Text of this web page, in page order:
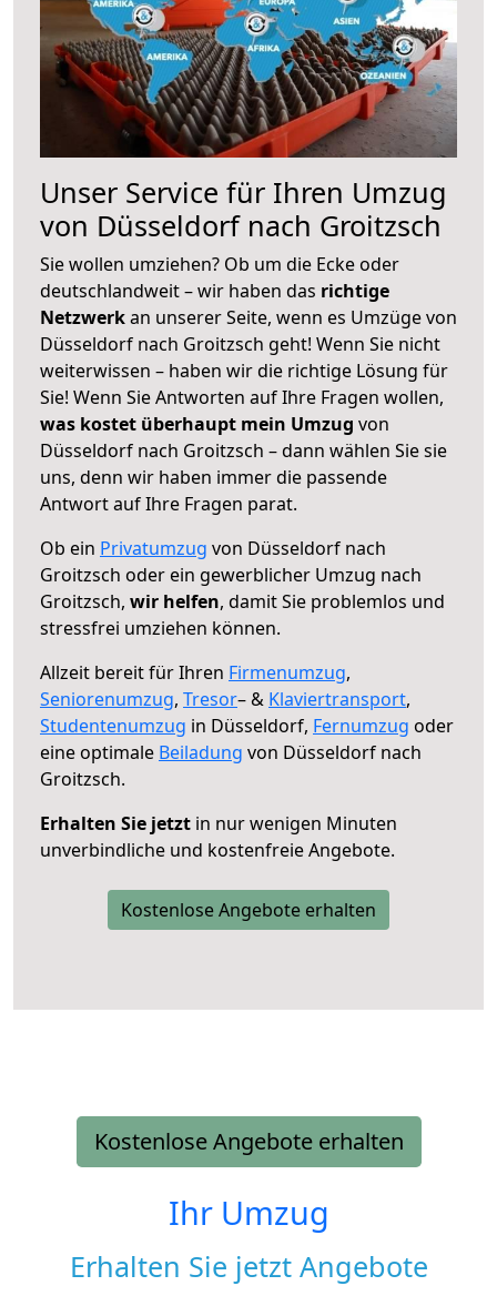
Unser Service für Ihren Umzug
von Düsseldorf nach Groitzsch
Sie wollen umziehen? Ob um die Ecke oder
deutschlandweit – wir haben das richtige
Netzwerkan unserer Seite, wenn es Umzüge von
Düsseldorf nach Groitzsch geht! Wenn Sie nicht
weiterwissen – haben wir die richtige Lösung für
Sie! Wenn Sie Antworten auf Ihre Fragen wollen,
was kostet überhaupt mein Umzug von
Düsseldorf nach Groitzsch – dann wählen Sie sie
uns, denn wir haben immer die passende
Antwort auf Ihre Fragen parat.
Ob ein Privatumzug von Düsseldorf nach
Groitzsch oder ein gewerblicher Umzug nach
Groitzsch, wir helfen, damit Sie problemlos und
stressfrei umziehen können.
Allzeit bereit für Ihren Firmenumzug,
Seniorenumzug, Tresor– & Klaviertransport,
Studentenumzug in Düsseldorf, Fernumzug oder
eine optimale Beiladung von Düsseldorf nach
Groitzsch.
Erhalten Sie jetzt in nur wenigen Minuten
unverbindliche und kostenfreie Angebote.
Kostenlose Angebote erhalten
Kostenlose Angebote erhalten
Ihr Umzug
Erhalten Sie jetzt Angebote